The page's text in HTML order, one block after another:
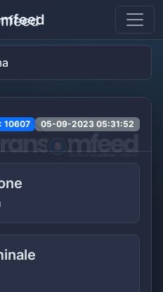
10607 05-09-2023 05:31:52